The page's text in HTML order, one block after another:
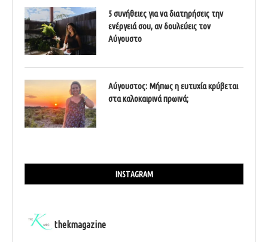
5 συνήθειες για να διατηρήσεις την
ενέργειά σου, αν δουλεύεις τον
Αύγουστο
Αύγουστος: Μήπως η ευτυχία κρύβεται
στα καλοκαιρινά πρωινά;
INSTAGRAM
thekmagazine